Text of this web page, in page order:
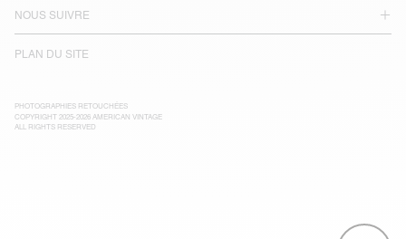
NOUS SUIVRE
PLAN DU SITE
PHOTOGRAPHIES RETOUCHÉES
COPYRIGHT 2025-2026 AMERICAN VINTAGE
ALL RIGHTS RESERVED